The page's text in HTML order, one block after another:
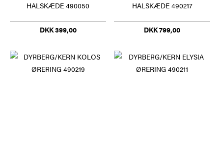
HALSKÆDE 490050
DKK 399,00
HALSKÆDE 490217
DKK 799,00